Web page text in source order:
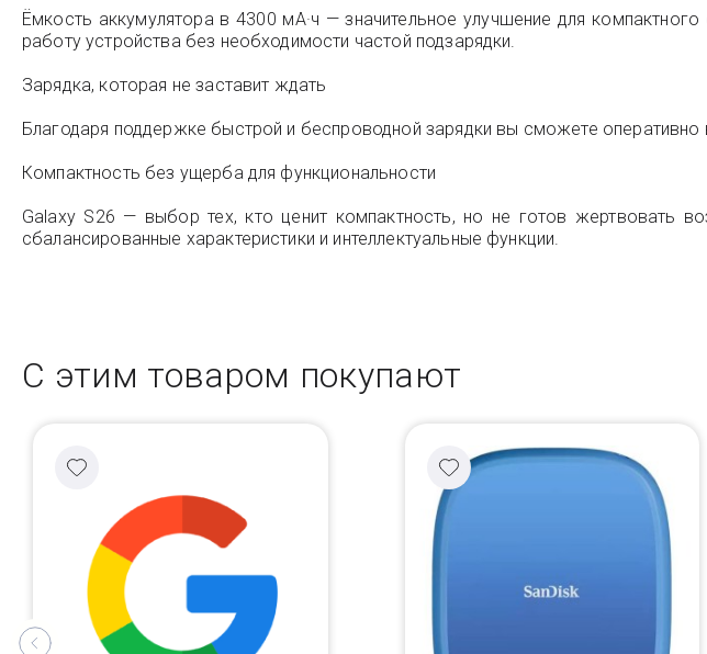
Ёмкость аккумулятора в 4300 мА·ч — значительное улучшение для
работу устройства без необходимости частой подзарядки.
Зарядка, которая не заставит ждать
Благодаря поддержке быстрой и беспроводной зарядки вы сможете оперативно
Компактность без ущерба для функциональности
Galaxy S26 — выбор тех, кто ценит компактность, но не готов жертвовать
сбалансированные характеристики и интеллектуальные функции.
С этим товаром покупают